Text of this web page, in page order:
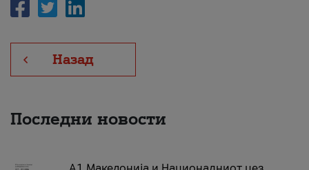
Назад
Последни новости